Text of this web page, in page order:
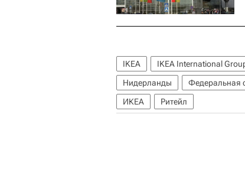
IKEA IKEA International
Нидерланды
Федеральная
ИКЕА
Ритейл